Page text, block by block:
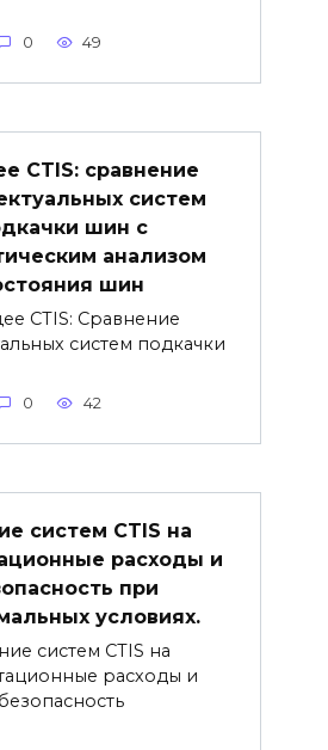
0 49
CTIS: сравнение
систем
шин с
анализом
шин
CTIS: Сравнение
систем подкачки
0 42
систем CTIS на
расходы и
при
условиях.
систем CTIS на
расходы и
безопасность